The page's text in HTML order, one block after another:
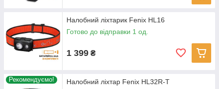
Налобний ліхтарик Fenix HL16
Готово до відправки 1 од.
1 399 ₴
Рекомендуємо!
Налобний ліхтар Fenix HL32R-T